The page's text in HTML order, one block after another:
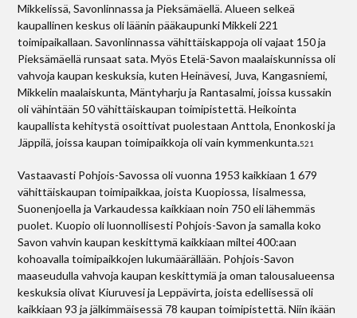
Mikkelissä, Savonlinnassa ja Pieksämäellä. Alueen selkeä
kaupallinen keskus oli läänin pääkaupunki Mikkeli 221
toimipaikallaan. Savonlinnassa vähittäiskappoja oli vajaat 150 ja
Pieksämäellä runsaat sata. Myös Etelä-Savon maalaiskunnissa oli
vahvoja kaupan keskuksia, kuten Heinävesi, Juva, Kangasniemi,
Mikkelin maalaiskunta, Mäntyharju ja Rantasalmi, joissa kussakin
oli vähintään 50 vähittäiskaupan toimipistettä. Heikointa
kaupallista kehitystä osoittivat puolestaan Anttola, Enonkoski ja
Jäppilä, joissa kaupan toimipaikkoja oli vain kymmenkunta.521
Vastaavasti Pohjois-Savossa oli vuonna 1953 kaikkiaan 1 679
vähittäiskaupan toimipaikkaa, joista Kuopiossa, Iisalmessa,
Suonenjoella ja Varkaudessa kaikkiaan noin 750 eli lähemmäs
puolet. Kuopio oli luonnollisesti Pohjois-Savon ja samalla koko
Savon vahvin kaupan keskittymä kaikkiaan miltei 400:aan
kohoavalla toimipaikkojen lukumäärällään. Pohjois-Savon
maaseudulla vahvoja kaupan keskittymiä ja oman talousalueensa
keskuksia olivat Kiuruvesi ja Leppävirta, joista edellisessä oli
kaikkiaan 93 ja jälkimmäisessä 78 kaupan toimipistettä. Niin ikään